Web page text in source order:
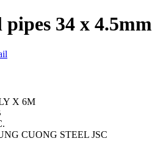
pipes 34 x
X 6M
CUONG STEEL JSC